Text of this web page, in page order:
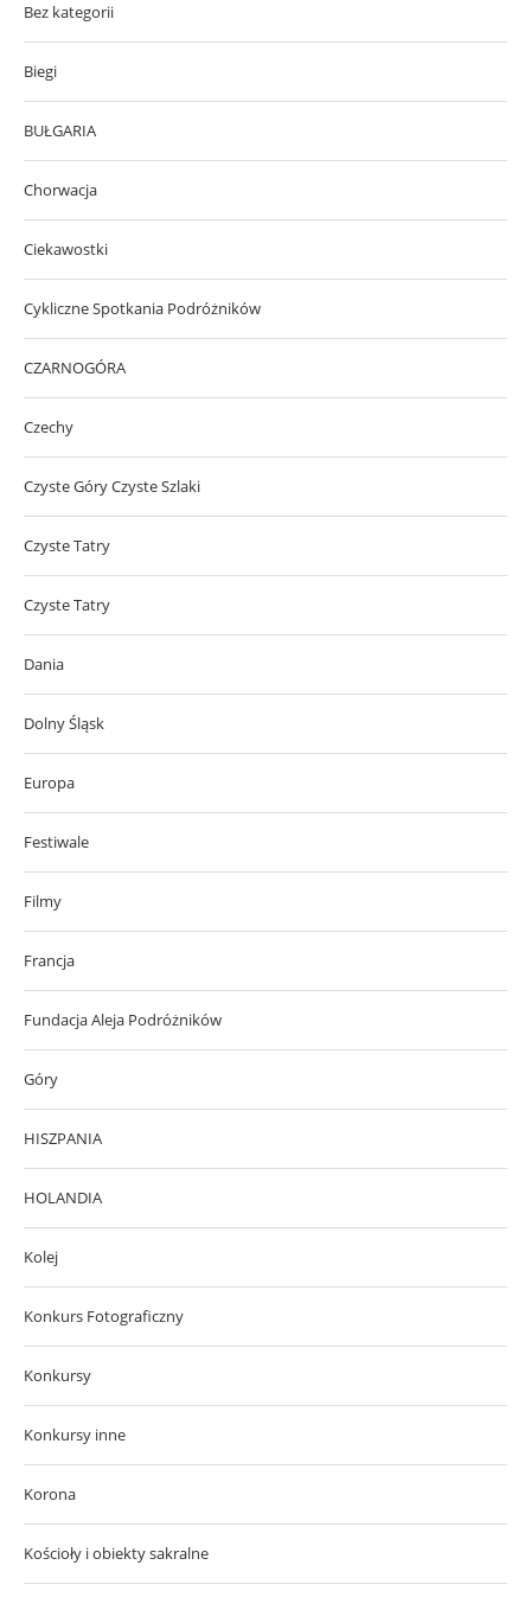
Bez kategorii
Biegi
BUŁGARIA
Chorwacja
Ciekawostki
Cykliczne Spotkania Podróżników
CZARNOGÓRA
Czechy
Czyste Góry Czyste Szlaki
Czyste Tatry
Czyste Tatry
Dania
Dolny Śląsk
Europa
Festiwale
Filmy
Francja
Fundacja Aleja Podróżników
Góry
HISZPANIA
HOLANDIA
Kolej
Konkurs Fotograficzny
Konkursy
Konkursy inne
Korona
Kościoły i obiekty sakralne